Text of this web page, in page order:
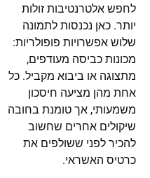
לחפש אלטרנטיבות זולות
יותר. כאן נכנסות לתמונה
שלוש אפשרויות פופולריות:
מכונות כביסה מעודפים,
מתצוגה או ביבוא מקביל. כל
אחת מהן מציעה חיסכון
משמעותי, אך טומנת בחובה
שיקולים אחרים שחשוב
להכיר לפני ששולפים את
כרטיס האשראי.